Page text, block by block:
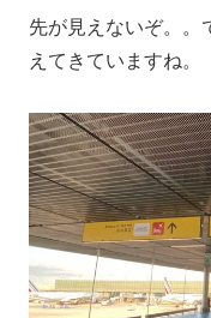
先が見えないぞ。。
えてきていますね。